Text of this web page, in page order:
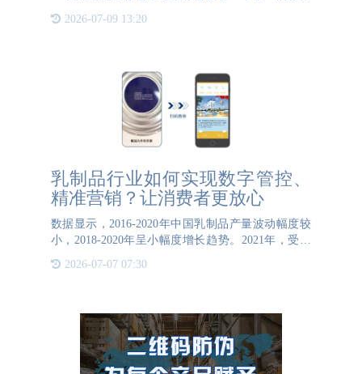
码，用于后续的所有追溯操作。2. 数据录入：在养
殖、屠宰、加工等各个环节，使用RFID读写器记录
2026-07-09 13:20
乳制品行业如何实现数字管控、
精准营销？让消费者更放心
数据显示，2016-2020年中国乳制品产量波动幅度较
小，2018-2020年呈小幅度增长趋势。2021年，受新
乳制品产量达2750.6万吨，同比
2026-07-07 07:30